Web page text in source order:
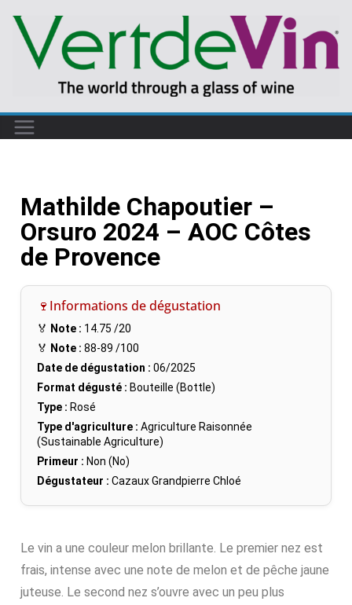
Mathilde Chapoutier –
Orsuro 2024 – AOC Côtes
de Provence
🍷Informations de dégustation
🏅 Note : 14.75 /20
🏅 Note : 88-89 /100
Date de dégustation : 06/2025
Format dégusté : Bouteille (Bottle)
Type : Rosé
Type d'agriculture : Agriculture Raisonnée
(Sustainable Agriculture)
Primeur : Non (No)
Dégustateur : Cazaux Grandpierre Chloé
Le vin a une couleur melon brillante. Le premier nez est
frais, intense avec une note de melon et de pêche jaune
juteuse. Le second nez s’ouvre avec un peu plus